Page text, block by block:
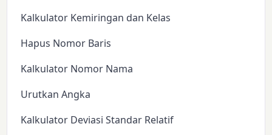
Kalkulator Kemiringan dan Kelas
Hapus Nomor Baris
Kalkulator Nomor Nama
Urutkan Angka
Kalkulator Deviasi Standar Relatif